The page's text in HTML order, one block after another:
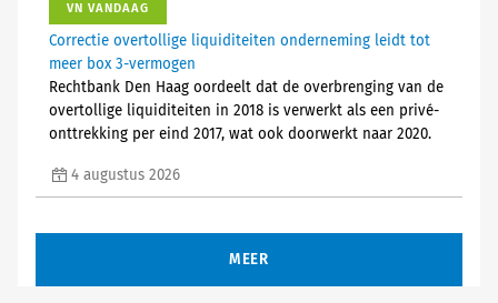
VN VANDAAG
Correctie overtollige liquiditeiten onderneming leidt tot
meer box 3-vermogen
Rechtbank Den Haag oordeelt dat de overbrenging van de
overtollige liquiditeiten in 2018 is verwerkt als een privé-
onttrekking per eind 2017, wat ook doorwerkt naar 2020.
4 augustus 2026
MEER